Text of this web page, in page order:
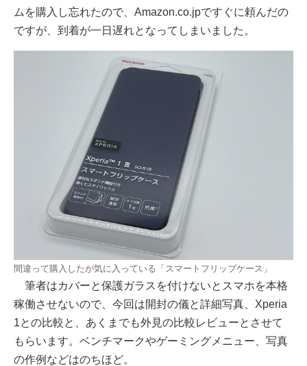
ムを購入し忘れたので、Amazon.co.jpですぐに頼んだの
ですが、到着が一日遅れとなってしまいました。
間違って購入したが気に入っている「スマートフリップケース」
筆者はカバーと保護ガラスを付けないとスマホを本格
稼働させないので、今回は開封の儀と詳細写真、Xperia
1との比較と、あくまでも外見の比較レビューとさせて
もらいます。ベンチマークやゲーミングメニュー、写真
の作例などはのちほど。